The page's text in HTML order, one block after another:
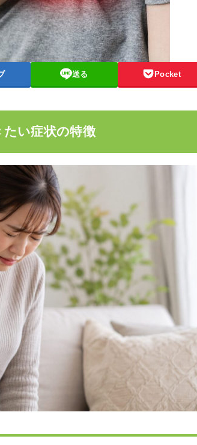
送る Pocket
たい症状の特徴